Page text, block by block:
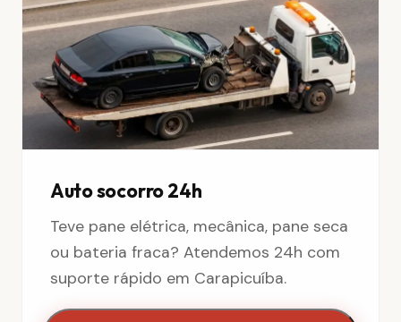
Auto socorro 24h
Teve pane elétrica, mecânica, pane seca
ou bateria fraca? Atendemos 24h com
suporte rápido em Carapicuíba.